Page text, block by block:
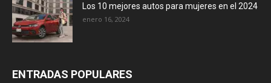
Los 10 mejores autos para mujeres en el 2024
enero 16, 2024
ENTRADAS POPULARES